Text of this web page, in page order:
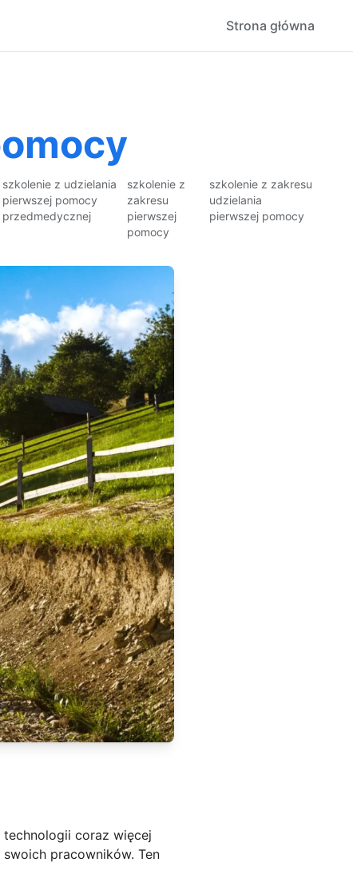
Strona główna
szkolenie z udzielania
pierwszej pomocy
przedmedycznej
szkolenie z
zakresu
pierwszej
pomocy
szkolenie z zakresu
udzielania
pierwszej pomocy
coraz więcej
pracowników. Ten